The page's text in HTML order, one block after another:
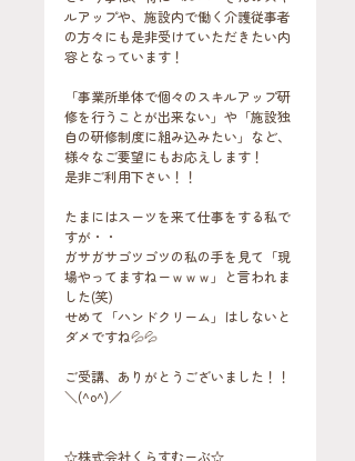
ルアップや、施設内で働く介護従事者
の方々にも是非受けていただきたい内
容となっています！
「事業所単体で個々のスキルアップ研
修を行うことが出来ない」や「施設独
自の研修制度に組み込みたい」など、
様々なご要望にもお応えします！
是非ご利用下さい！！
たまにはスーツを来て仕事をする私で
すが・・
ガサガサゴツゴツの私の手を見て「現
場やってますねーｗｗｗ」と言われま
した(笑)
せめて「ハンドクリーム」はしないと
ダメですね💦💦
ご受講、ありがとうございました！！
＼(^o^)／
☆株式会社くらすむーぶ☆